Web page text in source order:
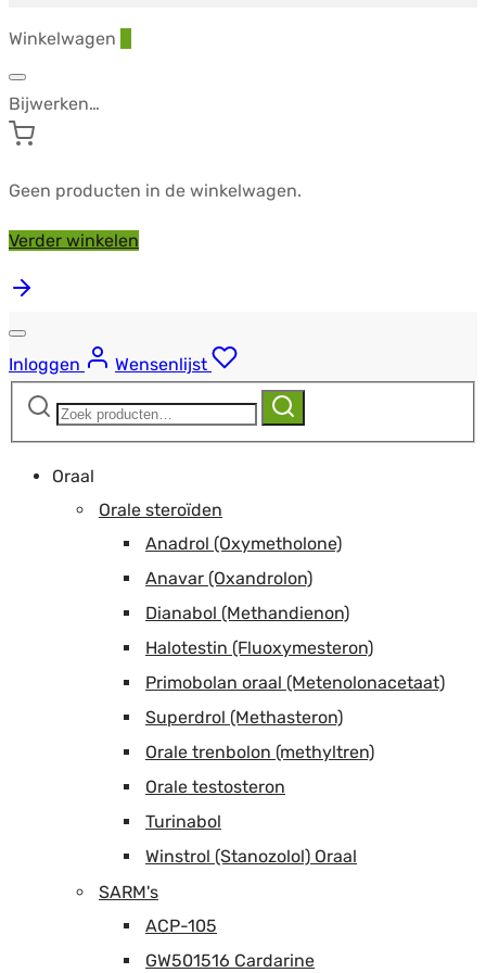
Winkelwagen
Bijwerken…
Geen producten in de winkelwagen.
Verder winkelen
Inloggen
Wensenlijst
Zoeken
Zoeken
Oraal
Orale steroïden
Anadrol (Oxymetholone)
Anavar (Oxandrolon)
Dianabol (Methandienon)
Halotestin (Fluoxymesteron)
Primobolan oraal (Metenolonacetaat)
Superdrol (Methasteron)
Orale trenbolon (methyltren)
Orale testosteron
Turinabol
Winstrol (Stanozolol) Oraal
SARM's
ACP-105
GW501516 Cardarine